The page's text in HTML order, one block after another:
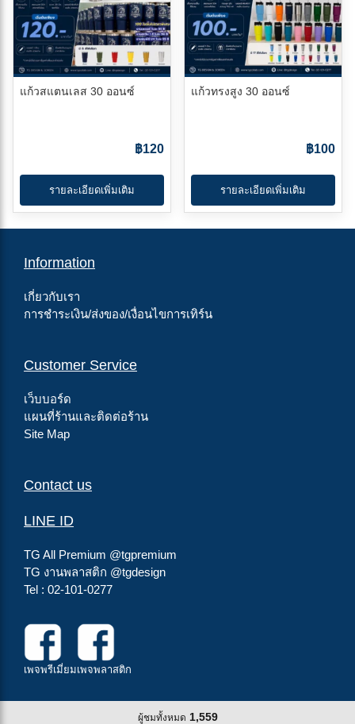
แก้วสแตนเลส 30 ออนซ์
฿120
รายละเอียดเพิ่มเติม
แก้วทรงสูง 30 ออนซ์
฿100
รายละเอียดเพิ่มเติม
Information
เกี่ยวกับเรา
การชำระเงิน/ส่งของ/เงื่อนไขการเทิร์น
Customer Service
เว็บบอร์ด
แผนที่ร้านและติดต่อร้าน
Site Map
Contact us
LINE ID
TG All Premium @tgpremium
TG งานพลาสติก @tgdesign
Tel : 02-101-0277
เพจพรีเมี่ยมเพจพลาสติก
ผู้ชมทั้งหมด 1,559